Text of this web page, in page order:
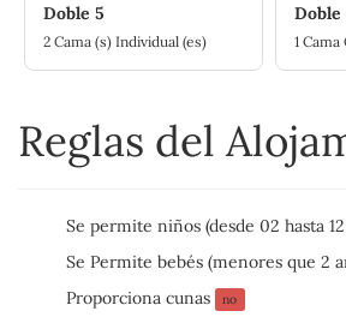
Doble 5
2 Cama (s) Individual (es)
Doble
1
Reglas del
Se permite niños (desde 02 hasta
Se Permite bebés (menores que 2
Proporciona cunas no